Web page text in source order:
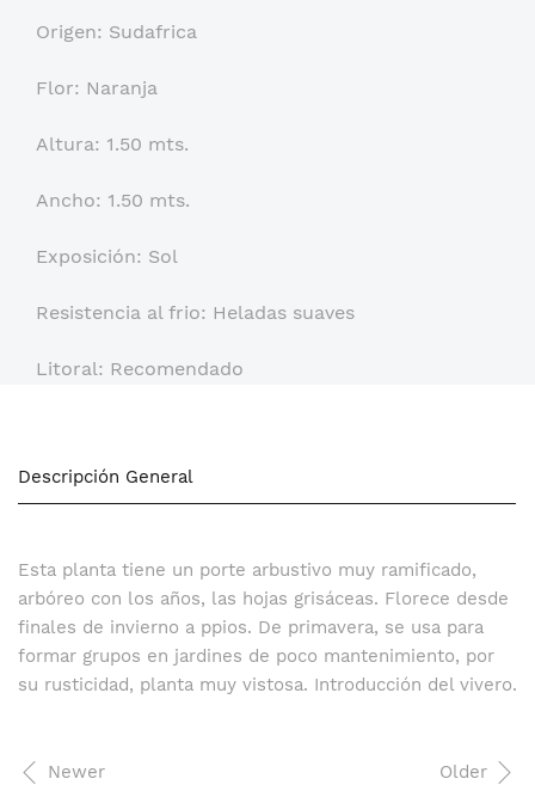
Origen: Sudafrica
Flor: Naranja
Altura: 1.50 mts.
Ancho: 1.50 mts.
Exposición: Sol
Resistencia al frio: Heladas suaves
Litoral: Recomendado
Descripción General
Esta planta tiene un porte arbustivo muy ramificado,
arbóreo con los años, las hojas grisáceas. Florece desde
finales de invierno a ppios. De primavera, se usa para
formar grupos en jardines de poco mantenimiento, por
su rusticidad, planta muy vistosa. Introducción del vivero.
Older
Newer